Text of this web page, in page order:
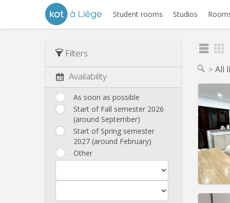
Student rooms Studios
Filters
Availability
As soon as possible
Start of Fall semester 2026
(around September)
Start of Spring semester
2027 (around February)
Other
All